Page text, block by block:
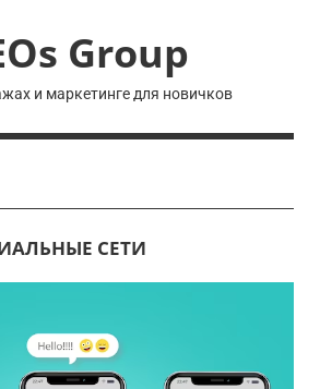
Group
и маркетинге для новичков
СЕТИ